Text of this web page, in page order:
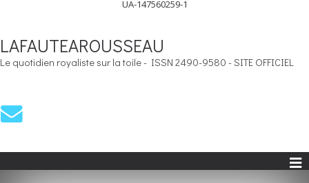
UA-147560259-1
LAFAUTEAROUSSEAU
Le quotidien royaliste sur la toile - ISSN 2490-9580 - SITE OFFICIEL